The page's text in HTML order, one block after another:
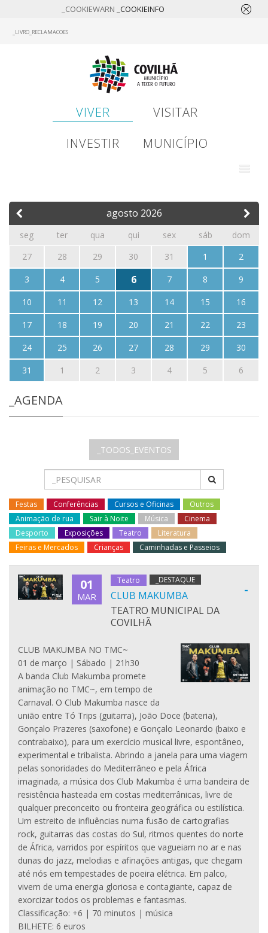
_COOKIEWARN _COOKIEINFO
_LIVRO_RECLAMACOES
VIVER
VISITAR
INVESTIR
MUNICÍPIO
agosto 2026
seg ter qua qui sex sáb
dom
27
28 29 30 31 1
2
3
4 5 6 7 8
9
10
11 12 13 14 15
16
17
18 19 20 21 22
23
24
25 26 27 28 29
30
31
1 2 3 4 5 6
_AGENDA
_TODOS_EVENTOS
Festas Conferências Cursos e Oficinas
Outros
Animação de rua
Sair à Noite Música
Cinema
Desporto
Exposições Teatro
Literatura
Feiras e Mercados
Crianças Caminhadas e Passeios
-
01
MAR
Teatro _DESTAQUE
CLUB MAKUMBA
TEATRO MUNICIPAL DA
COVILHÃ
CLUB MAKUMBA NO TMC~
01 de março | Sábado | 21h30
A banda Club Makumba promete
animação no TMC~, em tempo de
Carnaval. O Club Makumba nasce da
união entre Tó Trips (guitarra), João Doce (bateria),
Gonçalo Prazeres (saxofone) e Gonçalo Leonardo (baixo e
contrabaixo), para um exercício musical livre, espontâneo,
experimental e tribalista. Abrindo a janela para uma viagem
pelas sonoridades do Mediterrâneo e pela África
imaginada, a música dos Club Makumba é uma bandeira de
resistência hasteada em costas mediterrânicas, livre de
qualquer preconceito ou fronteira geográfica ou estilística.
Um estreito de influências numa fusão de cartografias
rock, guitarras das costas do Sul, ritmos quentes do norte
de África, varridos por espíritos que vagueiam no ar e nas
dunas do jazz, melodias e afinações antigas, que chegam
até nós em tempestades de poeira elétrica. Em palco,
vivem de uma energia gloriosa e contagiante, capaz de
exorcizar todos os problemas e fantasmas.
Classificação: +6 | 70 minutos | música
BILHETE: 6 euros